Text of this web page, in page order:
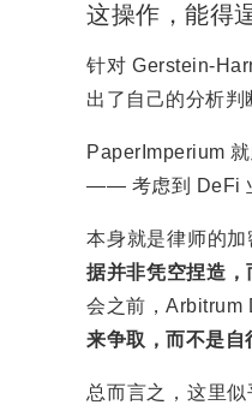
这操作，能得
针对 Gerstein-
出了自己的分析判
PaperImperium
—— 考虑到 DeFi
本身就是律师的
据并非凭空捏造，
会之前，
来争取，而不是自
总而言之，这里